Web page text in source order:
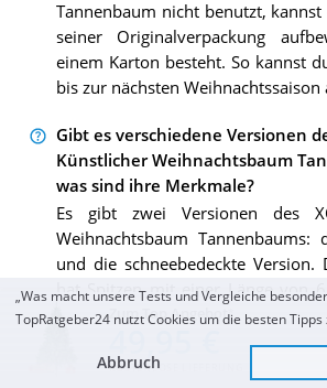
Zum Top Angebot
KOSTENLOSE LIEFERUNG
Tannenbaum nicht benutzt,
seiner Originalverpackung
einem Karton besteht. So kannst
bis zur nächsten
Gibt es verschiedene Versionen
Künstlicher Weihnachtsbaum
was sind ihre Merkmale?
Es gibt zwei Versionen des
Weihnachtsbaum Tannenbaums:
und die schneebedeckte Version.
hat Spitzen mit einer Länge von 6
schneebedeckte Version über
von 7 cm verfügt. Du kannst die
deinen Vorlieben entspricht
„Was macht unsere Tests und Vergleiche
TopRatgeber24 nutzt Cookies um die besten Tipps
Abbruch